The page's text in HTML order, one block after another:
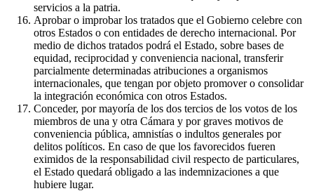
servicios a la patria.
Aprobar o improbar los tratados que el Gobierno celebre con
otros Estados o con entidades de derecho internacional. Por
medio de dichos tratados podrá el Estado, sobre bases de
equidad, reciprocidad y conveniencia nacional, transferir
parcialmente determinadas atribuciones a organismos
internacionales, que tengan por objeto promover o consolidar
la integración económica con otros Estados.
Conceder, por mayoría de los dos tercios de los votos de los
miembros de una y otra Cámara y por graves motivos de
conveniencia pública, amnistías o indultos generales por
delitos políticos. En caso de que los favorecidos fueren
eximidos de la responsabilidad civil respecto de particulares,
el Estado quedará obligado a las indemnizaciones a que
hubiere lugar.